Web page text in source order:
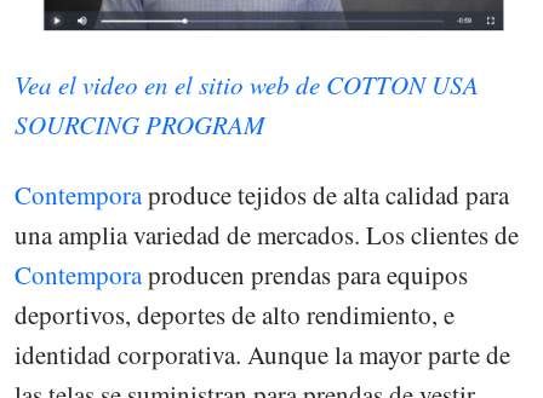
Vea el video en el sitio web de COTTON USA
SOURCING PROGRAM
Contemporaproduce tejidos de alta calidad para
una amplia variedad de mercados. Los clientes de
Contemporaproducen prendas para equipos
deportivos, deportes de alto rendimiento, e
identidad corporativa. Aunque la mayor parte de